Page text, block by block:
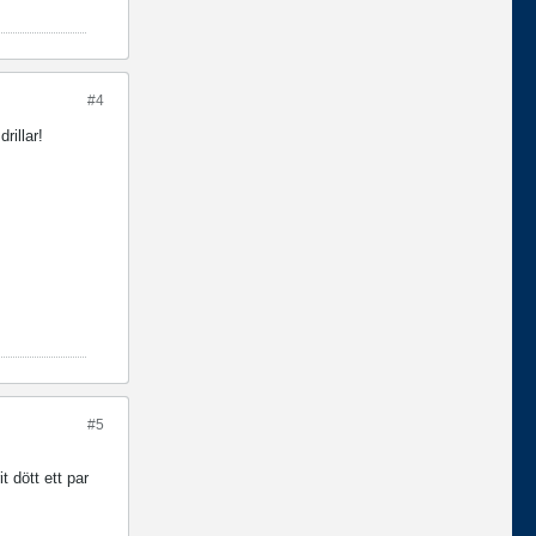
#4
#5
dött ett par